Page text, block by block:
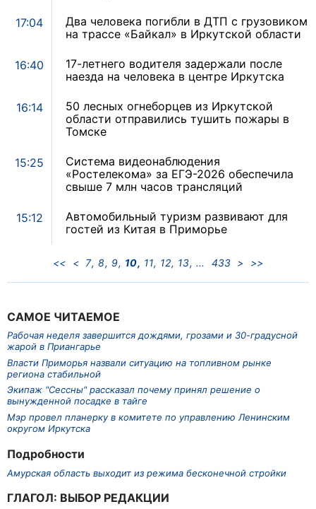
САМОЕ ЧИТАЕМОЕ
Рабочая неделя завершится дождями, грозами и 30-градусной
жарой в Приангарье
Власти Приморья назвали ситуацию на топливном рынке
региона стабильной
Экипаж "Сессны" рассказал почему принял решение о
вынужденной посадке в тайге
Мэр провел планерку в комитете по управлению Ленинским
округом Иркутска
Подробности
Амурская область выходит из режима бесконечной стройки
ГЛАГОЛ: ВЫБОР РЕДАКЦИИ
17:04
Два человека погибли в ДТП с грузовиком
на трассе «Байкал» в Иркутской области
16:40
17-летнего водителя задержали после
наезда на человека в центре Иркутска
16:14
50 лесных огнеборцев из Иркутской
области отправились тушить пожары в
Томске
15:25
Система видеонаблюдения
«Ростелекома» за ЕГЭ-2026 обеспечила
свыше 7 млн часов трансляций
15:12
Автомобильный туризм развивают для
гостей из Китая в Приморье
<< < 7 8 9 10 11 12 13 433 > >>